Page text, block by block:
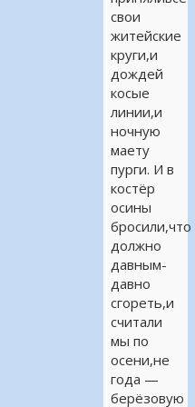
свои
житейские
круги,и
дождей
косые
линии,и
ночную
маету
пурги. И в
костёр
осины
бросили,что
должно
давным-
давно
сгореть,и
считали
мы по
осени,не
года —
берёзовую